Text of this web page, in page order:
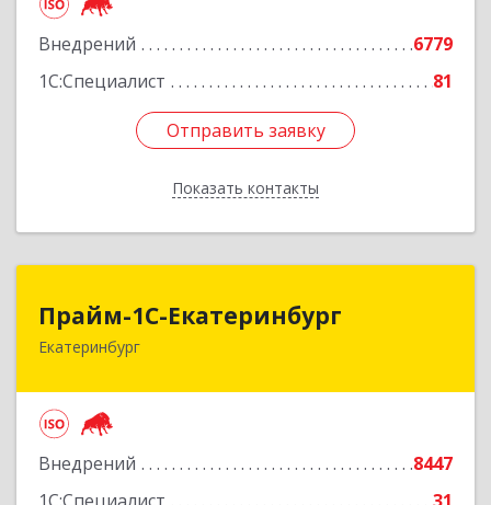
Внедрений
6779
1С:Специалист
81
Отправить заявку
Показать контакты
Отправить заявку
Назад
Прайм-1С-Екатеринбург
Екатеринбург
Внедрений
8447
Прайм-1С-Екатеринбург
620142, Свердловская обл, Екатеринбург г, 8